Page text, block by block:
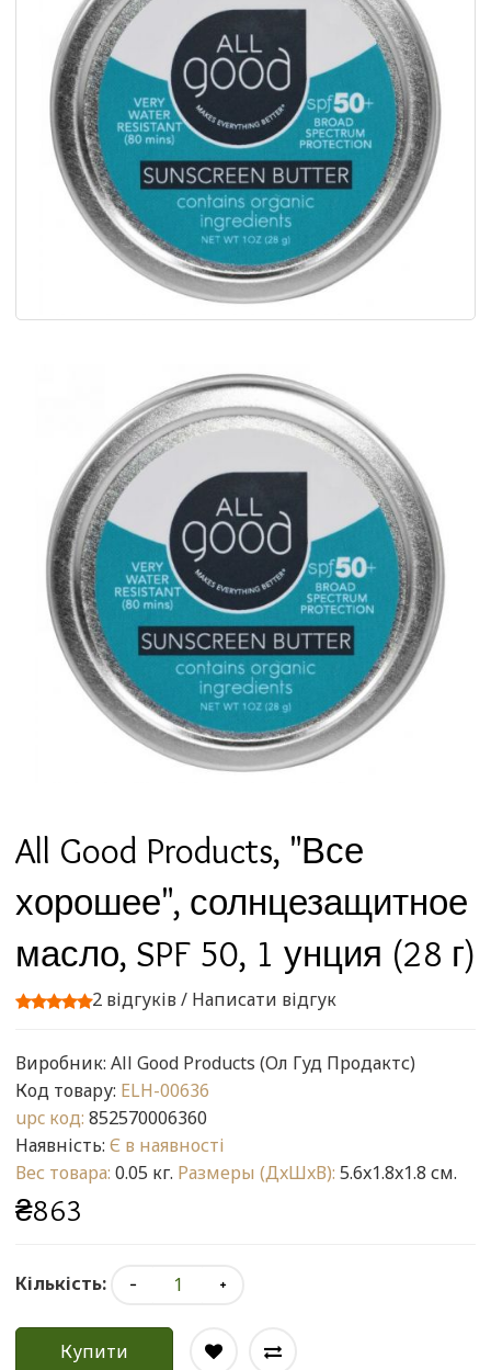
All Good Products, "Все
хорошее", солнцезащитное
масло, SPF 50, 1 унция (28 г)
2 відгуків/ Написати відгук
Виробник: All Good Products (Ол Гуд Продактс)
Код товару: ELH-00636
upc код: 852570006360
Наявність: Є в наявності
Вес товара: 0.05 кг. Размеры (ДxШxВ): 5.6x1.8x1.8 см.
₴863
Кількість:
Купити